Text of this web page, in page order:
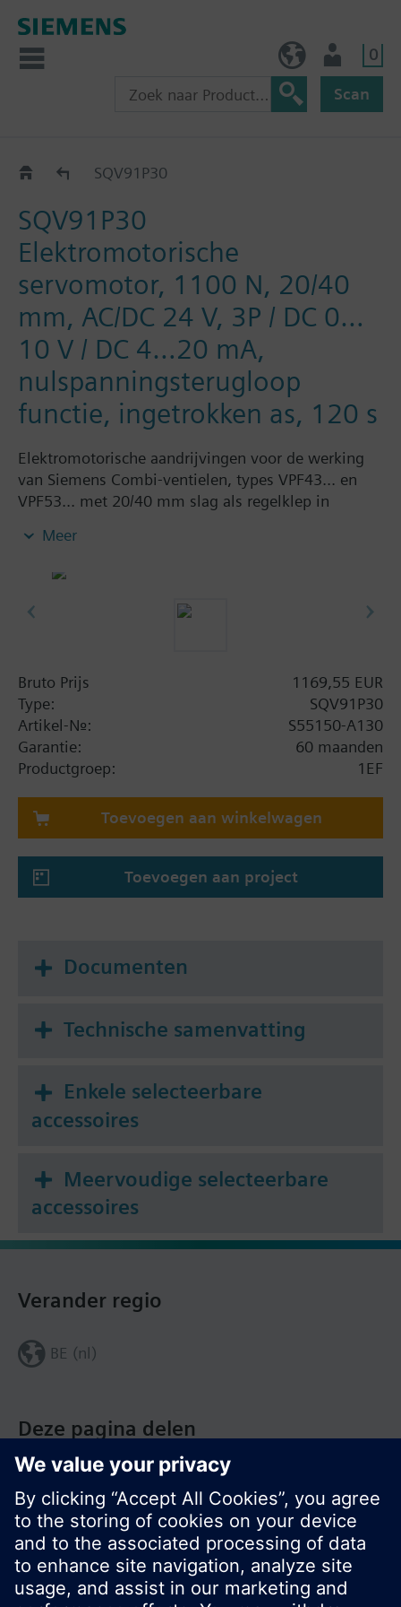
0
Scan
SQV..P..SQV91P30
SQV91P30
Elektromotorische
servomotor, 1100 N, 20/40
mm, AC/DC 24 V, 3P / DC 0…
10 V / DC 4…20 mA,
nulspanningsterugloop
functie, ingetrokken as, 120 s
Elektromotorische aandrijvingen voor de werking
van Siemens Combi-ventielen, types VPF43... en
VPF53... met 20/40 mm slag als regelklep in
koelsystemen. Met handmatige verstelling en
120 s, 40 mm: 80, 120, 180 of 240 s). Optionele
Aanvullende informatie
Actuators SQV..P.. are UL-listed
Meer
Bruto Prijs
1169,55 EUR
Type:
SQV91P30
Artikel-Nr.:
S55150-A130
Garantie:
60 maanden
Productgroep:
1EF
Toevoegen aan winkelwagen
Toevoegen aan project
Documenten
Technische samenvatting
Enkele selecteerbare
accessoires
Meervoudige selecteerbare
accessoires
Deze pagina delen
Verander regio
BE (nl)